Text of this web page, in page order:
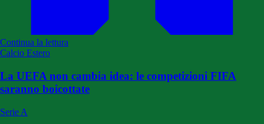
Continua la lettura
Calcio Estero
La UEFA non cambia idea: le competizioni FIFA
saranno boicottate
Serie A